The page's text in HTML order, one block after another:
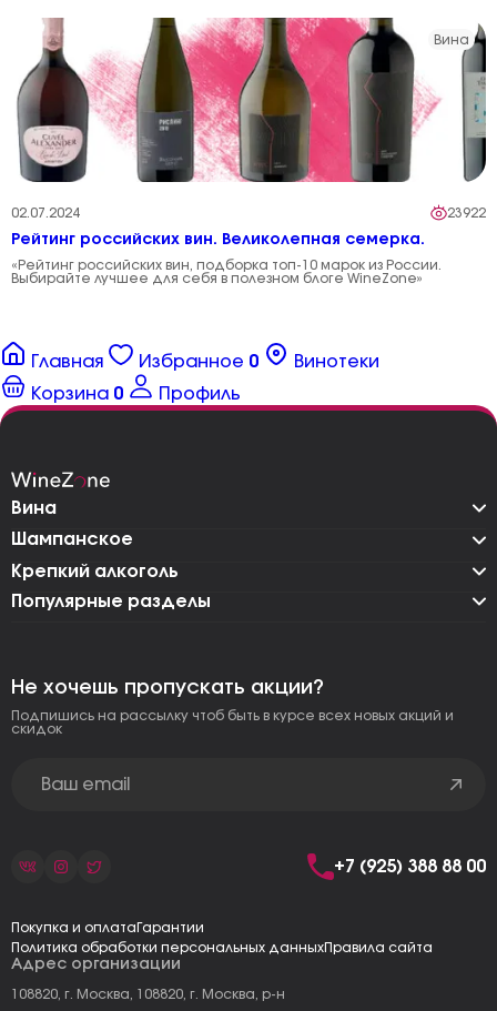
Вина
02.07.2024 23922
Рейтинг российских вин. Великолепная семерка.
«Рейтинг российских вин, подборка топ-10 марок из России.
Выбирайте лучшее для себя в полезном блоге WineZone»
Главная Избранное 0
Винотеки
Корзина 0 Профиль
Вина
Шампанское
Крепкий алкоголь
Популярные разделы
Адрес организации
108820, г. Москва, 108820, г. Москва, р-н
Не хочешь пропускать акции?
Подпишись на рассылку чтоб быть в курсе всех новых акций и
скидок
+7 (925) 388 88 00
Покупка и оплата Гарантии
Политика обработки персональных данныхПравила сайта